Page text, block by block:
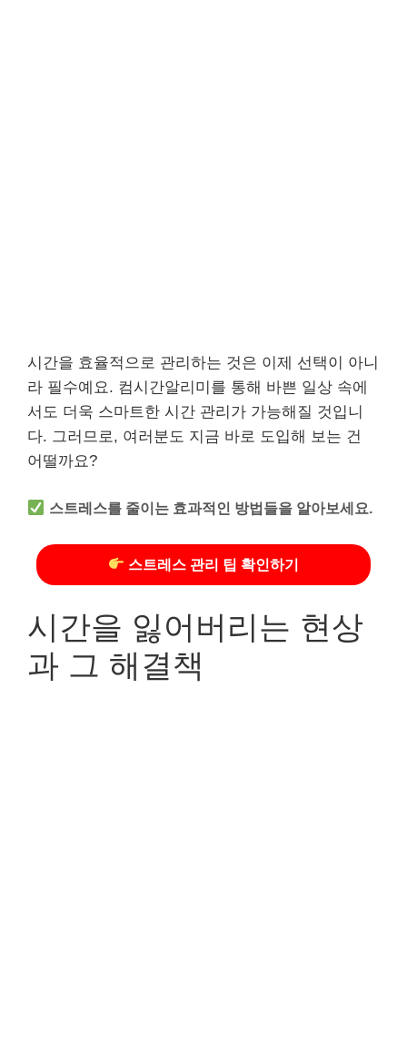
시간을 효율적으로 관리하는 것은 이제 선택이 아니
라 필수예요. 컴시간알리미를 통해 바쁜 일상 속에
서도 더욱 스마트한 시간 관리가 가능해질 것입니
다. 그러므로, 여러분도 지금 바로 도입해 보는 건
어떨까요?
스트레스를 줄이는 효과적인 방법들을 알아보세요.
스트레스 관리 팁 확인하기
시간을 잃어버리는 현상
과 그 해결책